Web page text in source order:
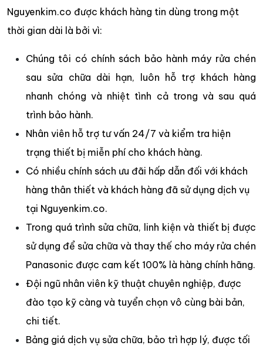
Nguyenkim.co được khách hàng tin dùng trong một
thời gian dài là bởi vì:
Chúng tôi có chính sách bảo hành máy rửa chén
sau sửa chữa dài hạn, luôn hỗ trợ khách hàng
nhanh chóng và nhiệt tình cả trong và sau quá
trình bảo hành.
Nhân viên hỗ trợ tư vấn 24/7 và kiểm tra hiện
trạng thiết bị miễn phí cho khách hàng.
Có nhiều chính sách ưu đãi hấp dẫn đối với khách
hàng thân thiết và khách hàng đã sử dụng dịch vụ
tại Nguyenkim.co.
Trong quá trình sửa chữa, linh kiện và thiết bị được
sử dụng để sửa chữa và thay thế cho máy rửa chén
Panasonic được cam kết 100% là hàng chính hãng.
Đội ngũ nhân viên kỹ thuật chuyên nghiệp, được
đào tạo kỹ càng và tuyển chọn vô cùng bài bản,
chi tiết.
Bảng giá dịch vụ sửa chữa, bảo trì hợp lý, được tối